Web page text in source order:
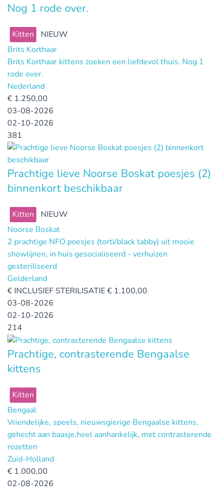
Nog 1 rode over.
Kitten
NIEUW
Brits Korthaar
Brits Korthaar kittens zoeken een liefdevol thuis. Nog 1
rode over.
Nederland
€ 1.250,00
03-08-2026
02-10-2026
381
Prachtige lieve Noorse Boskat poesjes (2)
binnenkort beschikbaar
Kitten
NIEUW
Noorse Boskat
2 prachtige NFO poesjes (torti/black tabby) uit mooie
showlijnen, in huis gesocialiseerd - verhuizen
gesteriliseerd
Gelderland
€ INCLUSIEF STERILISATIE € 1.100,00
03-08-2026
02-10-2026
214
Prachtige, contrasterende Bengaalse
kittens
Kitten
Bengaal
Vriendelijke, speels, nieuwsgierige Bengaalse kittens,
gehecht aan baasje,heel aanhankelijk, met contrasterende
rozetten
Zuid-Holland
€ 1.000,00
02-08-2026